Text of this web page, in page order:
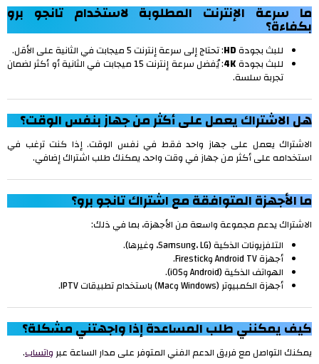
ما سرعة الإنترنت المطلوبة لاستخدام تانجو برو
بكفاءة؟
للبث بجودةHD: تحتاج إلى سرعة إنترنت 5 ميجابت في الثانية على الأقل.
للبث بجودة4K : يُفضل سرعة إنترنت 15 ميجابت في الثانية أو أكثر لضمان
تجربة سلسة.
هل الاشتراك يعمل على أكثر من جهاز بنفس الوقت؟
الاشتراك يعمل على جهاز واحد فقط في نفس الوقت. إذا كنت ترغب في
استخدامه على أكثر من جهاز في وقت واحد، يمكنك طلب اشتراك إضافي.
ما الأجهزة المتوافقة مع اشتراك تانجو برو؟
الاشتراك يدعم مجموعة واسعة من الأجهزة، بما في ذلك:
التلفزيونات الذكية (Samsung، LG، وغيرها).
أجهزة Android TV وFirestick.
الهواتف الذكية (Android وiOS).
أجهزة الكمبيوتر (Windows وMac) باستخدام تطبيقات IPTV.
كيف يمكنني طلب المساعدة إذا واجهتني مشكلة؟
يمكنك التواصل مع فريق الدعم الفني المتوفر على مدار الساعة عبر واتساب.